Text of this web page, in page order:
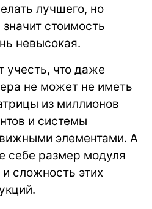
лучшего, но
стоимость
невысокая.
учесть, что даже
не может не иметь
из миллионов
и системы
элементами. А
себе размер модуля
сложность этих